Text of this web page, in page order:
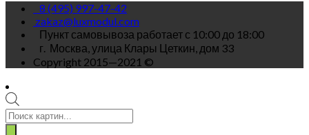
8 (495) 997-47-42
zakaz@luxmodul.com
Пункт самовывоза работает с 10:00 до 18:00
г. Москва, улица Клары Цеткин, дом 33
Copyright 2015—2021 ©
Поиск
товаров